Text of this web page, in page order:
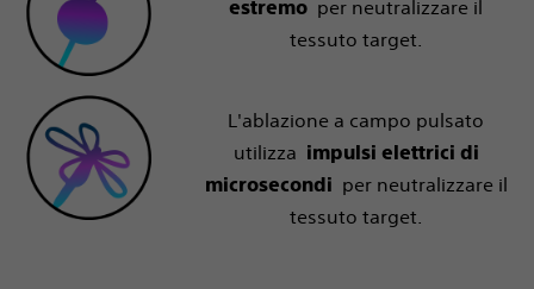
estremo per neutralizzare il
tessuto target.
L'ablazione a campo pulsato
utilizza impulsi elettrici di
microsecondi per neutralizzare il
tessuto target.